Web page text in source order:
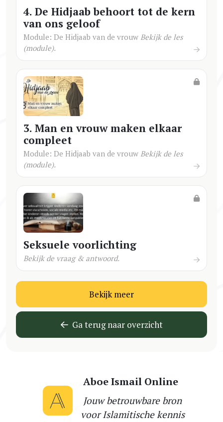
4. De Hidjaab behoort tot de kern
van ons geloof
Module: De Hidjaab van de vrouw Bekijk de les
(module).
3. Man en vrouw maken elkaar
compleet
Module: De Hidjaab van de vrouw Bekijk de les
(module).
Seksuele voorlichting
Bekijk de vraag & antwoord.
Bekijk meer
Ga terug naar overzicht
Aboe Ismail Online
Jouw betrouwbare bron
voor Islamitische kennis